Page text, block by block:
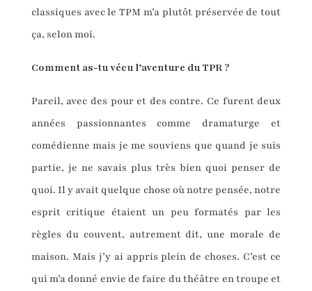
classiques avec le TPM m’a plutôt préservée de tout
ça, selon moi.
Comment as-tu vécu l’aventure du TPR ?
Pareil, avec des pour et des contre. Ce furent deux
années passionnantes comme dramaturge et
comédienne mais je me souviens que quand je suis
partie, je ne savais plus très bien quoi penser de
quoi. Il y avait quelque chose où notre pensée, notre
esprit critique étaient un peu formatés par les
règles du couvent, autrement dit, une morale de
maison. Mais j’y ai appris plein de choses. C’est ce
qui m’a donné envie de faire du théâtre en troupe et